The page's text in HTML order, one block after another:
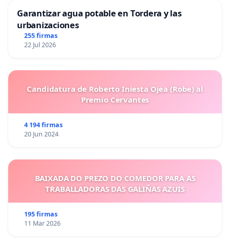
Garantizar agua potable en Tordera y las
urbanizaciones
255 firmas
22 Jul 2026
Candidatura de Roberto Iniesta Ojea (Robe) al
Premio Cervantes
4 194 firmas
20 Jun 2024
BAIXADA DO PREZO DO COMEDOR PARA AS
TRABALLADORAS DAS GALIÑAS AZUIS
195 firmas
11 Mar 2026